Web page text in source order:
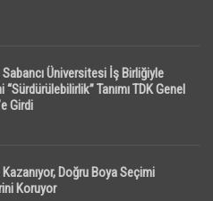
Sabancı Üniversitesi İş Birliğiyle
“Sürdürülebilirlik” Tanımı TDK Genel
Girdi
Doğru Boya Seçimi
Koruyor